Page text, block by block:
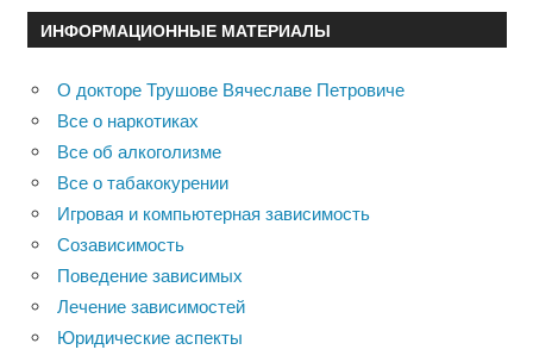
ИНФОРМАЦИОННЫЕ МАТЕРИАЛЫ
О докторе Трушове Вячеславе Петровиче
Все о наркотиках
Все об алкоголизме
Все о табакокурении
Игровая и компьютерная зависимость
Созависимость
Поведение зависимых
Лечение зависимостей
Юридические аспекты